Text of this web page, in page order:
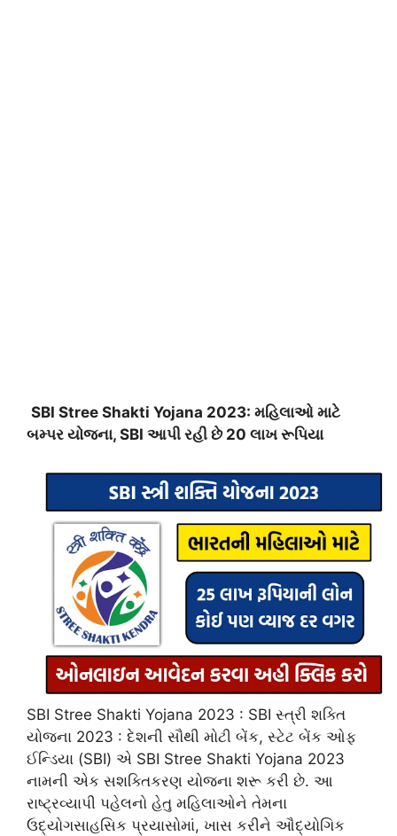
SBI Stree Shakti Yojana 2023: મહિલાઓ માટે
બમ્પર યોજના, SBI આપી રહી છે 20 લાખ રૂપિયા
SBI Stree Shakti Yojana 2023 : SBI સ્ત્રી શક્તિ
યોજના 2023 : દેશની સૌથી મોટી બેંક, સ્ટેટ બેંક ઓફ
ઈન્ડિયા (SBI) એ SBI Stree Shakti Yojana 2023
નામની એક સશક્તિકરણ યોજના શરૂ કરી છે. આ
રાષ્ટ્રવ્યાપી પહેલનો હેતુ મહિલાઓને તેમના
ઉદ્યોગસાહસિક પ્રયાસોમાં, ખાસ કરીને ઔદ્યોગિક